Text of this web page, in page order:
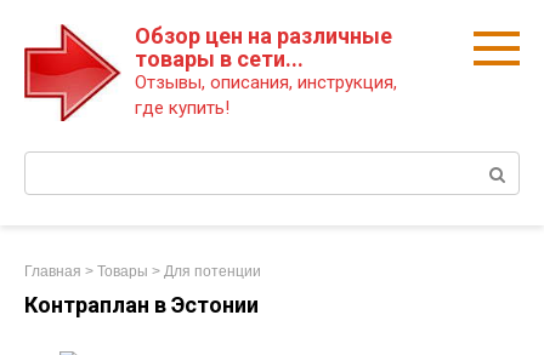
Обзор цен на различные
товары в сети...
Отзывы, описания, инструкция,
где купить!
Главная > Товары > Для потенции
Контраплан в Эстонии